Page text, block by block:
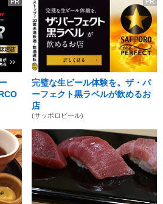
完璧な生ビール体験を。ザ・パ
ーフェクト黒ラベルが飲めるお
店
(サッポロビール)